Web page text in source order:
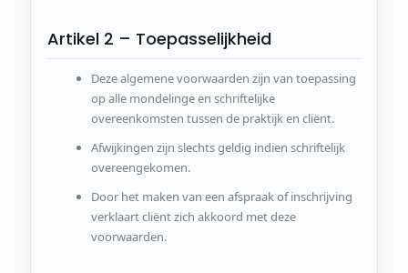
Artikel 2 – Toepasselijkheid
Deze algemene voorwaarden zijn van toepassing
op alle mondelinge en schriftelijke
overeenkomsten tussen de praktijk en cliënt.
Afwijkingen zijn slechts geldig indien schriftelijk
overeengekomen.
Door het maken van een afspraak of inschrijving
verklaart cliënt zich akkoord met deze
voorwaarden.